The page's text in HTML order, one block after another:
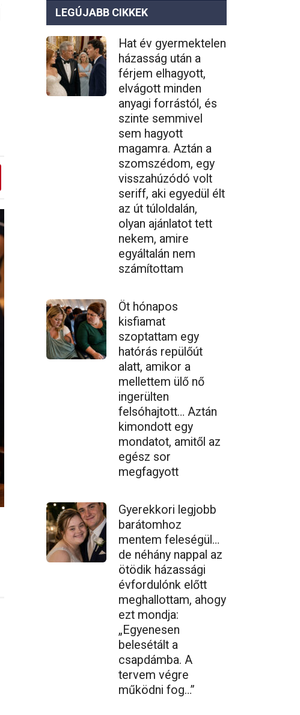
LEGÚJABB CIKKEK
Hat év gyermektelen
házasság után a
férjem elhagyott,
elvágott minden
anyagi forrástól, és
szinte semmivel
sem hagyott
magamra. Aztán a
szomszédom, egy
visszahúzódó volt
seriff, aki egyedül élt
az út túloldalán,
olyan ajánlatot tett
nekem, amire
egyáltalán nem
számítottam
Öt hónapos
kisfiamat
szoptattam egy
hatórás repülőút
alatt, amikor a
mellettem ülő nő
ingerülten
felsóhajtott… Aztán
kimondott egy
mondatot, amitől az
egész sor
megfagyott
Gyerekkori legjobb
barátomhoz
mentem feleségül…
de néhány nappal az
ötödik házassági
évfordulónk előtt
meghallottam, ahogy
ezt mondja:
„Egyenesen
belesétált a
csapdámba. A
tervem végre
működni fog…”